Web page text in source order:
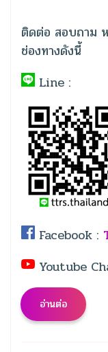
ติดต่อ สอบถาม
ช่องทางดังนี้
Line :
Facebook :
Youtube
อ่านต่อ